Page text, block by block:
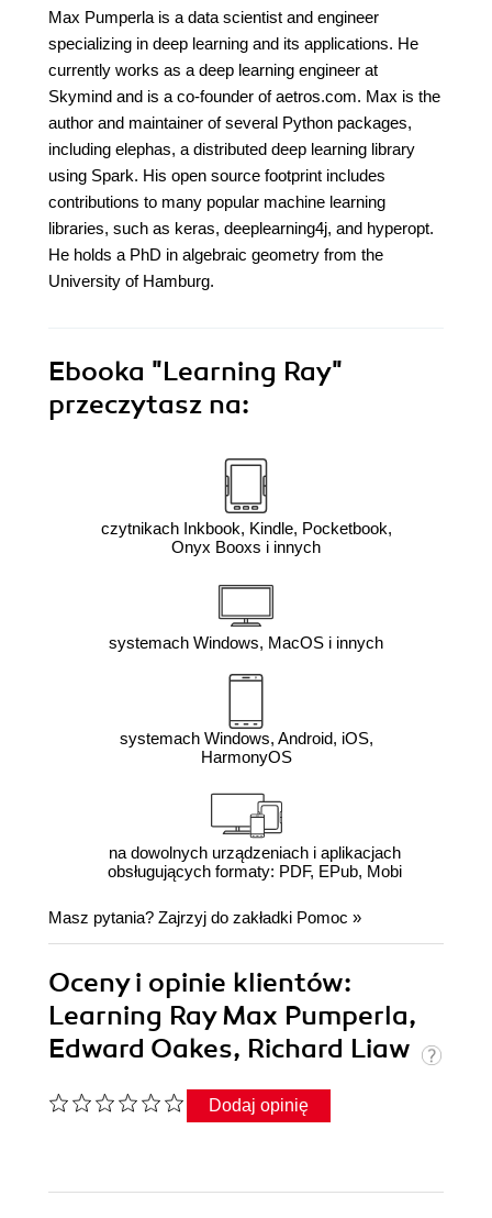
Max Pumperla is a data scientist and engineer
specializing in deep learning and its applications. He
currently works as a deep learning engineer at
Skymind and is a co-founder of aetros.com. Max is the
author and maintainer of several Python packages,
including elephas, a distributed deep learning library
using Spark. His open source footprint includes
contributions to many popular machine learning
libraries, such as keras, deeplearning4j, and hyperopt.
He holds a PhD in algebraic geometry from the
University of Hamburg.
Ebooka "Learning Ray"
przeczytasz na:
czytnikach Inkbook, Kindle, Pocketbook,
Onyx Booxs i innych
systemach Windows, MacOS i innych
systemach Windows, Android, iOS,
HarmonyOS
na dowolnych urządzeniach i aplikacjach
obsługujących formaty: PDF, EPub, Mobi
Masz pytania? Zajrzyj do zakładki Pomoc »
Oceny i opinie klientów:
Learning Ray Max Pumperla,
Edward Oakes, Richard Liaw
Dodaj opinię